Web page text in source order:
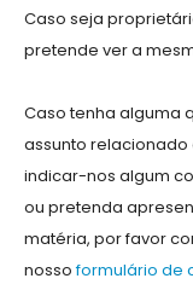
Caso seja
pretende ver a
Caso tenha alguma
assunto relacionado
indicar-nos algum
ou pretenda
matéria, por favor
nossoformulário de